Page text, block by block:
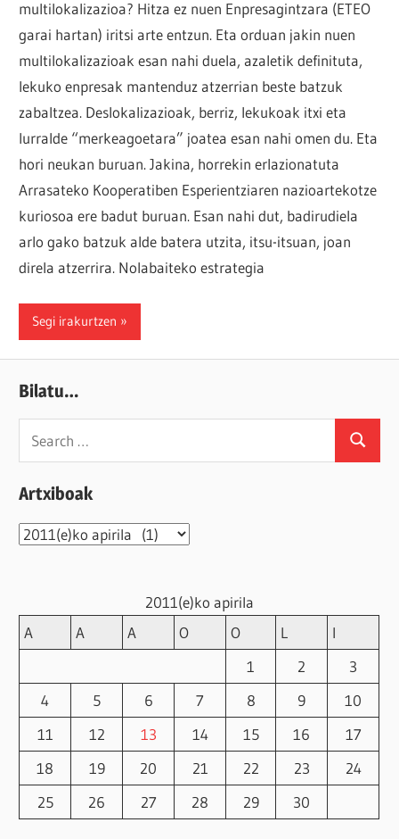
multilokalizazioa? Hitza ez nuen Enpresagintzara (ETEO
garai hartan) iritsi arte entzun. Eta orduan jakin nuen
multilokalizazioak esan nahi duela, azaletik definituta,
lekuko enpresak mantenduz atzerrian beste batzuk
zabaltzea. Deslokalizazioak, berriz, lekukoak itxi eta
lurralde “merkeagoetara” joatea esan nahi omen du. Eta
hori neukan buruan. Jakina, horrekin erlazionatuta
Arrasateko Kooperatiben Esperientziaren nazioartekotze
kuriosoa ere badut buruan. Esan nahi dut, badirudiela
arlo gako batzuk alde batera utzita, itsu-itsuan, joan
direla atzerrira. Nolabaiteko estrategia
Segi irakurtzen
Bilatu…
Search
Artxiboak
Artxiboak
2011(e)ko apirila
A
A A O O L
I
1
2
3
4
5 6 7 8 9
10
11
12 13 14 15 16
17
18
19 20 21 22 23
24
25
26 27 28 29 30